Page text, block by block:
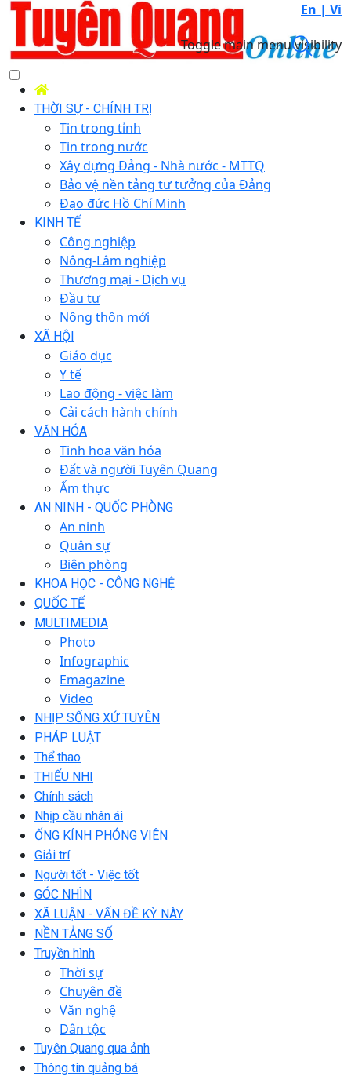
En | Vi
Toggle main menu visibility
THỜI SỰ - CHÍNH TRỊ
Tin trong tỉnh
Tin trong nước
Xây dựng Đảng - Nhà nước - MTTQ
Bảo vệ nền tảng tư tưởng của Đảng
Đạo đức Hồ Chí Minh
KINH TẾ
Công nghiệp
Nông-Lâm nghiệp
Thương mại - Dịch vụ
Đầu tư
Nông thôn mới
XÃ HỘI
Giáo dục
Y tế
Lao động - việc làm
Cải cách hành chính
VĂN HÓA
Tinh hoa văn hóa
Đất và người Tuyên Quang
Ẩm thực
AN NINH - QUỐC PHÒNG
An ninh
Quân sự
Biên phòng
KHOA HỌC - CÔNG NGHỆ
QUỐC TẾ
MULTIMEDIA
Photo
Infographic
Emagazine
Video
NHỊP SỐNG XỨ TUYÊN
PHÁP LUẬT
Thể thao
THIẾU NHI
Chính sách
Nhịp cầu nhân ái
ỐNG KÍNH PHÓNG VIÊN
Giải trí
Người tốt - Việc tốt
GÓC NHÌN
XÃ LUẬN - VẤN ĐỀ KỲ NÀY
NỀN TẢNG SỐ
Truyền hình
Thời sự
Chuyên đề
Văn nghệ
Dân tộc
Tuyên Quang qua ảnh
Thông tin quảng bá